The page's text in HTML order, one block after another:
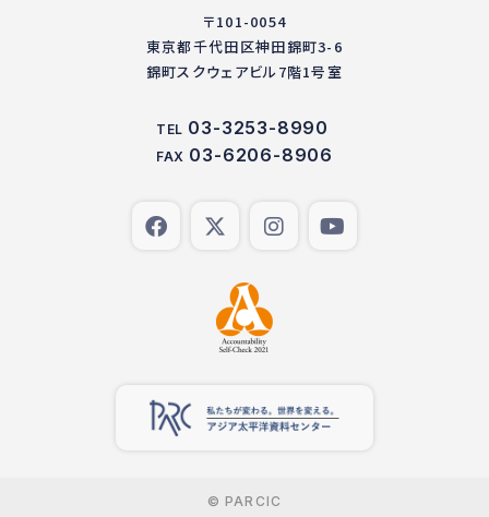
〒101-0054
東京都千代田区神田錦町3-6
錦町スクウェアビル7階1号室
TEL 03-3253-8990
FAX 03-6206-8906
© PARCIC